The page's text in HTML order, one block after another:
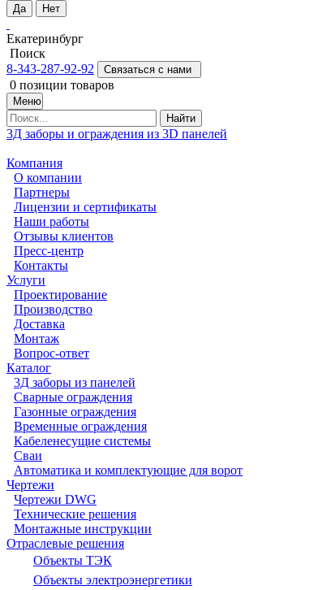
Да Нет
Екатеринбург
Поиск
8-343-287-92-92
Связаться с нами
0 позиции товаров
Меню
Найти
3Д заборы и ограждения из 3D панелей
Компания
О компании
Партнеры
Лицензии и сертификаты
Наши работы
Отзывы клиентов
Пресс-центр
Контакты
Услуги
Проектирование
Производство
Доставка
Монтаж
Вопрос-ответ
Каталог
3Д заборы из панелей
Сварные ограждения
Газонные ограждения
Временные ограждения
Кабеленесущие системы
Cваи
Автоматика и комплектующие для ворот
Чертежи
Чертежи DWG
Технические решения
Монтажные инструкции
Отраслевые решения
Объекты ТЭК
Объекты электроэнергетики